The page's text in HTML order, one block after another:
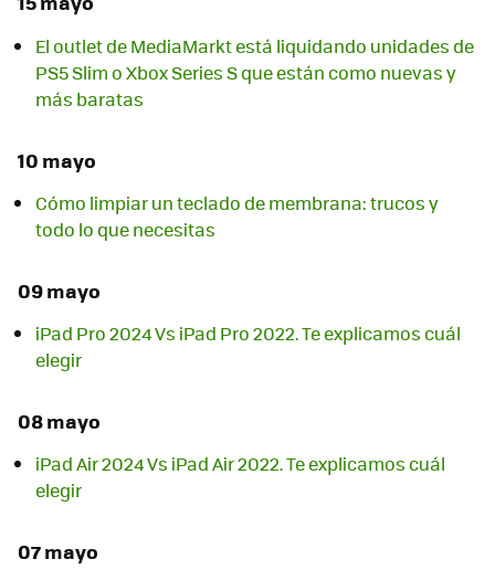
El outlet de MediaMarkt está liquidando unidades de
PS5 Slim o Xbox Series S que están como nuevas y
más baratas
10 mayo
Cómo limpiar un teclado de membrana: trucos y
todo lo que necesitas
09 mayo
iPad Pro 2024 Vs iPad Pro 2022. Te explicamos cuál
elegir
08 mayo
iPad Air 2024 Vs iPad Air 2022. Te explicamos cuál
elegir
07 mayo